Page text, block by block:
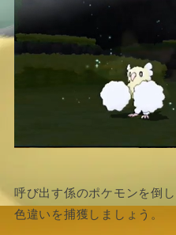
呼び出す係のポケモンを倒し
色違いを捕獲しましょう。